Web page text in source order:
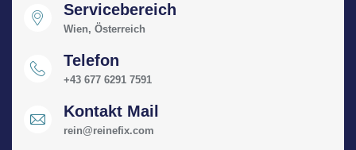
Servicebereich
Wien, Österreich
Telefon
+43 677 6291 7591
Kontakt Mail
rein@reinefix.com